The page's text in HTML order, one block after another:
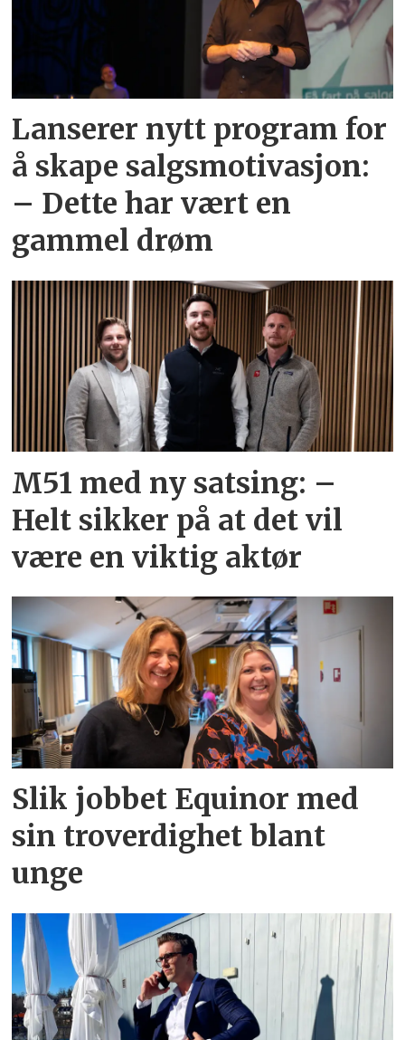
Lanserer nytt program for
å skape salgsmotivasjon:
– Dette har vært en
gammel drøm
M51 med ny satsing: –
Helt sikker på at det vil
være en viktig aktør
Slik jobbet Equinor med
sin troverdighet blant
unge